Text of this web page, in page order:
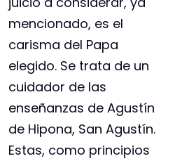
mencionado, es el
carisma del Papa
elegido. Se trata de un
cuidador de las
enseñanzas de Agustín
de Hipona, San Agustín.
Estas, como principios